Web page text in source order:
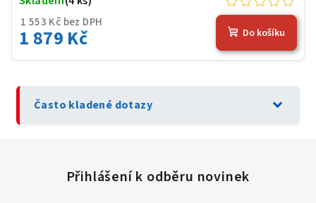
1 553 Kč bez DPH
1 879 Kč Do košíku
Často kladené dotazy expand_more